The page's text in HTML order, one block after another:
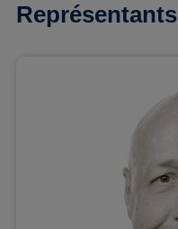
Représentants